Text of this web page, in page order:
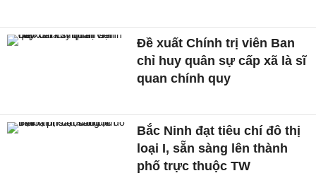
Đề xuất Chính trị viên Ban
chỉ huy quân sự cấp xã là sĩ
quan chính quy
Bắc Ninh đạt tiêu chí đô thị
loại I, sẵn sàng lên thành
phố trực thuộc TW